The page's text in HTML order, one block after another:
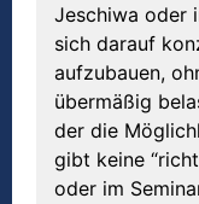
Jeschiwa oder
sich darauf
aufzubauen,
übermäßig
der die
gibt keine
oder im